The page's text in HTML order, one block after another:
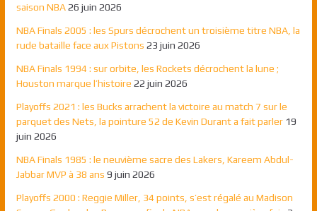
saison NBA 26 juin 2026
NBA Finals 2005 : les Spurs décrochent un troisième titre NBA, la
rude bataille face aux Pistons 23 juin 2026
NBA Finals 1994 : sur orbite, les Rockets décrochent la lune ;
Houston marque l’histoire 22 juin 2026
Playoffs 2021 : les Bucks arrachent la victoire au match 7 sur le
parquet des Nets, la pointure 52 de Kevin Durant a fait parler 19
juin 2026
NBA Finals 1985 : le neuvième sacre des Lakers, Kareem Abdul-
Jabbar MVP à 38 ans 9 juin 2026
Playoffs 2000 : Reggie Miller, 34 points, s’est régalé au Madison